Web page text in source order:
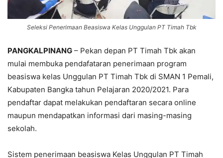
Seleksi Penerimaan Beasiswa Kelas Unggulan PT Timah Tbk
PANGKALPINANG – Pekan depan PT Timah Tbk akan
mulai membuka pendafataran penerimaan program
beasiswa kelas Unggulan PT Timah Tbk di SMAN 1 Pemali,
Kabupaten Bangka tahun Pelajaran 2020/2021. Para
pendaftar dapat melakukan pendaftaran secara online
maupun mendapatkan informasi dari masing-masing
sekolah.
Sistem penerimaan beasiswa Kelas Unggulan PT Timah